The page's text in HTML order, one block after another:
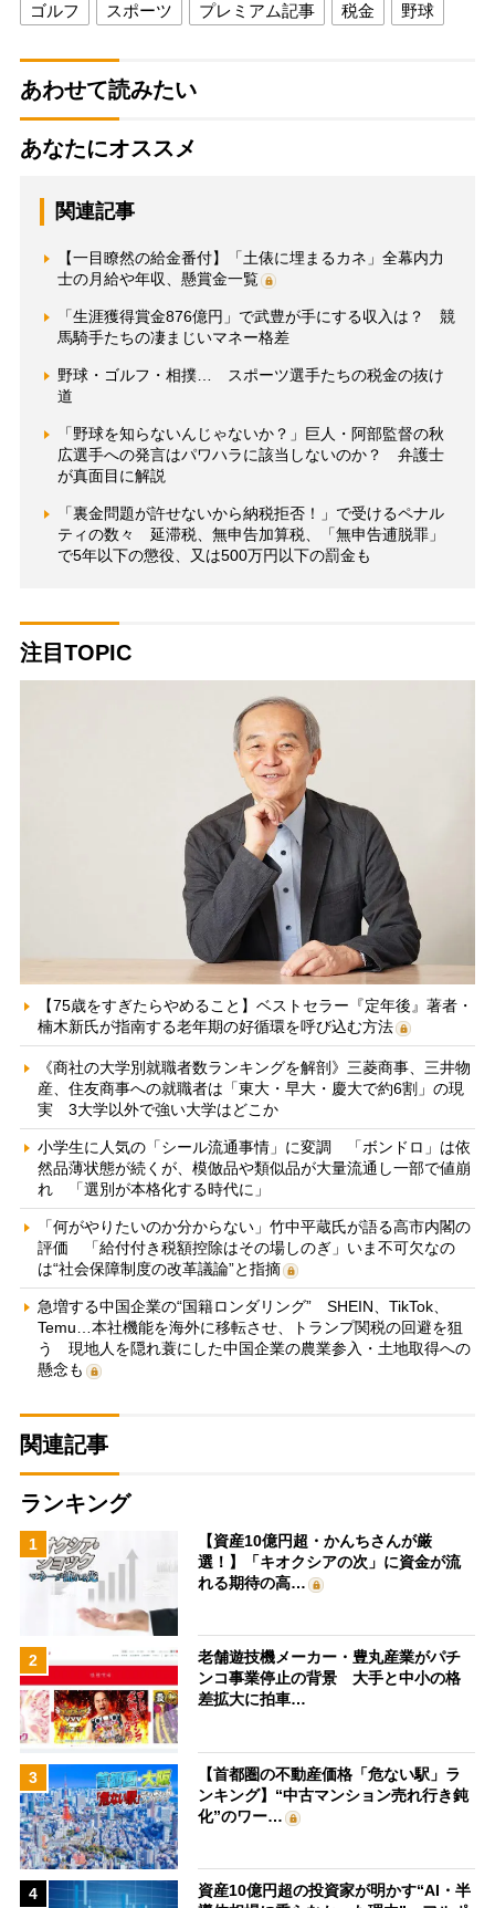
ゴルフ スポーツ プレミアム記事 税金 野球
あわせて読みたい
あなたにオススメ
関連記事
【一目瞭然の給金番付】「土俵に埋まるカネ」全幕内力
士の月給や年収、懸賞金一覧
「生涯獲得賞金876億円」で武豊が手にする収入は？ 競
馬騎手たちの凄まじいマネー格差
野球・ゴルフ・相撲… スポーツ選手たちの税金の抜け
道
「野球を知らないんじゃないか？」巨人・阿部監督の秋
広選手への発言はパワハラに該当しないのか？ 弁護士
が真面目に解説
「裏金問題が許せないから納税拒否！」で受けるペナル
ティの数々 延滞税、無申告加算税、「無申告逋脱罪」
で5年以下の懲役、又は500万円以下の罰金も
注目TOPIC
【75歳をすぎたらやめること】ベストセラー『定年後』著者・
楠木新氏が指南する老年期の好循環を呼び込む方法
《商社の大学別就職者数ランキングを解剖》三菱商事、三井物
産、住友商事への就職者は「東大・早大・慶大で約6割」の現
実 3大学以外で強い大学はどこか
小学生に人気の「シール流通事情」に変調 「ボンドロ」は依
然品薄状態が続くが、模倣品や類似品が大量流通し一部で値崩
れ 「選別が本格化する時代に」
「何がやりたいのか分からない」竹中平蔵氏が語る高市内閣の
評価 「給付付き税額控除はその場しのぎ」いま不可欠なの
は“社会保障制度の改革議論”と指摘
急増する中国企業の“国籍ロンダリング” SHEIN、TikTok、
Temu…本社機能を海外に移転させ、トランプ関税の回避を狙
う 現地人を隠れ蓑にした中国企業の農業参入・土地取得への
懸念も
関連記事
ランキング
1
【資産10億円超・かんちさんが厳
選！】「キオクシアの次」に資金が流
れる期待の高…
2
老舗遊技機メーカー・豊丸産業がパチ
ンコ事業停止の背景 大手と中小の格
差拡大に拍車…
3
【首都圏の不動産価格「危ない駅」ラ
ンキング】“中古マンション売れ行き鈍
化”のワー…
4
資産10億円超の投資家が明かす“AI・半